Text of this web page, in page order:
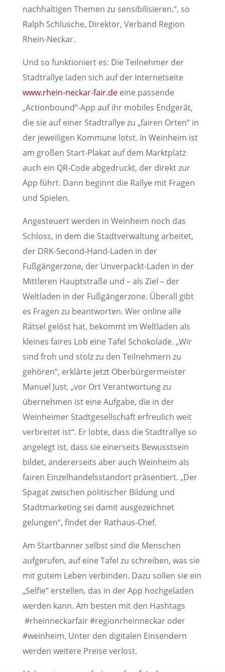
nachhaltigen Themen zu sensibilisieren.“, so
Ralph Schlusche, Direktor, Verband Region
Rhein-Neckar.
Und so funktioniert es: Die Teilnehmer der
Stadtrallye laden sich auf der Internetseite
www.rhein-neckar-fair.deeine passende
„Actionbound“-App auf ihr mobiles Endgerät,
die sie auf einer Stadtrallye zu „fairen Orten“ in
der jeweiligen Kommune lotst. In Weinheim ist
am großen Start-Plakat auf dem Marktplatz
auch ein QR-Code abgedruckt, der direkt zur
App führt. Dann beginnt die Rallye mit Fragen
und Spielen.
Angesteuert werden in Weinheim noch das
Schloss, in dem die Stadtverwaltung arbeitet,
der DRK-Second-Hand-Laden in der
Fußgängerzone, der Unverpackt-Laden in der
Mittleren Hauptstraße und – als Ziel – der
Weltladen in der Fußgängerzone. Überall gibt
es Fragen zu beantworten. Wer online alle
Rätsel gelöst hat, bekommt im Weltladen als
kleines faires Lob eine Tafel Schokolade. „Wir
sind froh und stolz zu den Teilnehmern zu
gehören“, erklärte jetzt Oberbürgermeister
Manuel Just, „vor Ort Verantwortung zu
übernehmen ist eine Aufgabe, die in der
Weinheimer Stadtgesellschaft erfreulich weit
verbreitet ist“. Er lobte, dass die Stadtrallye so
angelegt ist, dass sie einerseits Bewusstsein
bildet, andererseits aber auch Weinheim als
fairen Einzelhandelsstandort präsentiert. „Der
Spagat zwischen politischer Bildung und
Stadtmarketing sei damit ausgezeichnet
gelungen“, findet der Rathaus-Chef.
Am Startbanner selbst sind die Menschen
aufgerufen, auf eine Tafel zu schreiben, was sie
mit gutem Leben verbinden. Dazu sollen sie ein
„Selfie“ erstellen, das in der App hochgeladen
werden kann. Am besten mit den Hashtags
#rheinneckarfair #regionrheinneckar oder
#weinheim. Unter den digitalen Einsendern
werden weitere Preise verlost.